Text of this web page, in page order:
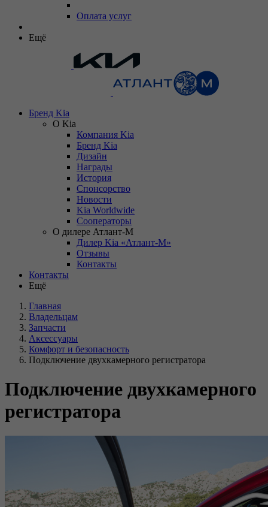
Оплата услуг
Ещё
Бренд Kia
О Kia
Компания Kia
Бренд Kia
Дизайн
Награды
История
Спонсорство
Новости
Kia Worldwide
Сооператоры
О дилере Атлант-М
Дилер Kia «Атлант-М»
Отзывы
Контакты
Контакты
Ещё
Главная
Владельцам
Запчасти
Аксессуары
Комфорт и безопасность
Подключение двухкамерного регистратора
Подключение двухкамерного
регистратора